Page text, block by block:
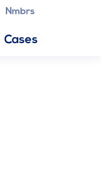
Nmbrs
Cases